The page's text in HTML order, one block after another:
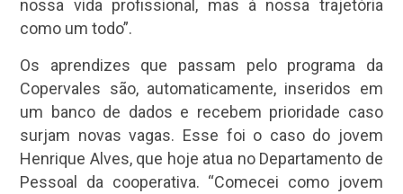
nossa vida profissional, mas à nossa trajetória
como um todo”.
Os aprendizes que passam pelo programa da
Copervales são, automaticamente, inseridos em
um banco de dados e recebem prioridade caso
surjam novas vagas. Esse foi o caso do jovem
Henrique Alves, que hoje atua no Departamento de
Pessoal da cooperativa. “Comecei como jovem